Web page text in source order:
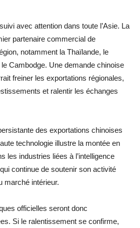
avec attention dans toute l’Asie. La
partenaire commercial de
notamment la Thaïlande, le
Cambodge. Une demande chinoise
freiner les exportations régionales,
et ralentir les échanges
des exportations chinoises
technologie illustre la montée en
les industries liées à l’intelligence
continue de soutenir son activité
marché intérieur.
officielles seront donc
Si le ralentissement se confirme,